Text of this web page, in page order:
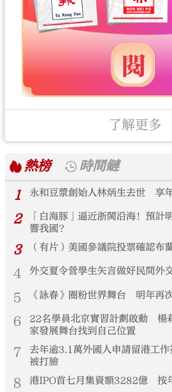
了解更多
熱榜
時間鏈
1
永和豆漿創始人林炳生去世 享
2
「白海豚」逼近浙閩沿海！預
響我國？
3 （有片）美國參議院投票確認布
4 外交夏令營學生矢言做好民間外
5 《詠春》圈粉世界舞台 明年再
6
22名學員北京實習計劃啟動 楊
家發展舞台找到自己位置
7
去年逾3.1萬外國人申請留港工
被打臉
8 港IPO首七月集資額3282億 按